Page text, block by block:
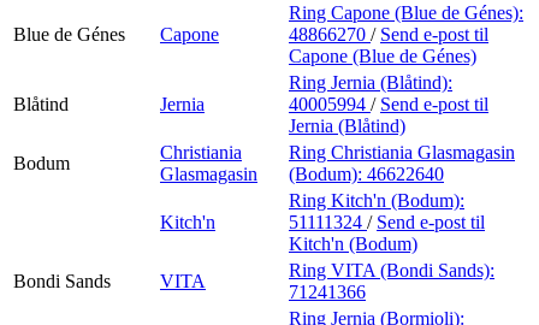
Blue de Génes Capone
Ring Capone (Blue de Génes):
48866270 / Send e-post til
Capone (Blue de Génes)
Blåtind Jernia
Ring Jernia (Blåtind):
40005994 / Send e-post til
Jernia (Blåtind)
Bodum
Christiania
Glasmagasin
Ring Christiania Glasmagasin
(Bodum): 46622640
Kitch'n
Ring Kitch'n (Bodum):
51111324 / Send e-post til
Kitch'n (Bodum)
Bondi Sands
VITA
Ring VITA (Bondi Sands):
71241366
Ring Jernia (Bormioli):